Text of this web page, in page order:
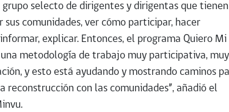
grupo selecto de dirigentes y dirigentas que tienen
sus comunidades, ver cómo participar, hacer
explicar. Entonces, el programa Quiero Mi
metodología de trabajo muy participativa, muy
y esto está ayudando y mostrando caminos
reconstrucción con las comunidades”, añadió el